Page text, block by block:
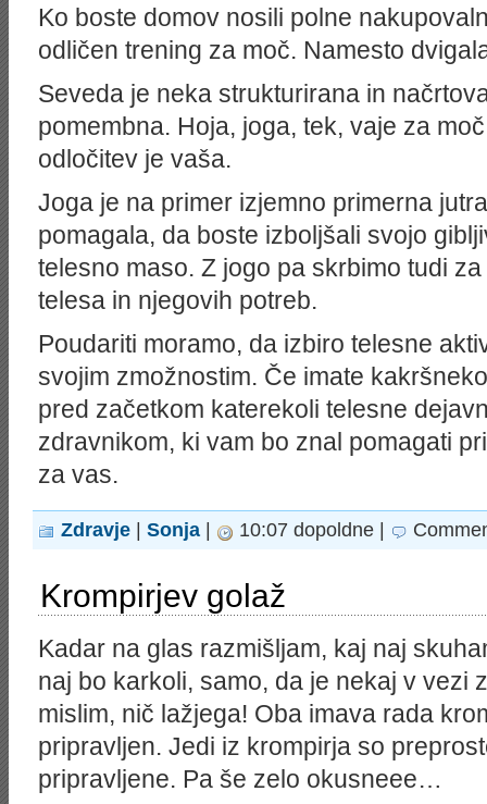
Ko boste domov nosili polne
odličen trening za moč. Namesto
Seveda je neka strukturirana in
pomembna. Hoja, joga, tek, vaje za
odločitev je vaša.
Joga je na primer izjemno primerna
pomagala, da boste izboljšali svojo
telesno maso. Z jogo pa skrbimo tudi
telesa in njegovih potreb.
Poudariti moramo, da izbiro telesne
svojim zmožnostim. Če imate
pred začetkom katerekoli telesne
zdravnikom, ki vam bo znal pomagati
za vas.
Zdravje Sonja 10:07 dopoldne |
Krompirjev golaž
Kadar na glas razmišljam, kaj naj
naj bo karkoli, samo, da je nekaj v vezi
mislim, nič lažjega! Oba imava rada
pripravljen. Jedi iz krompirja so
pripravljene. Pa še zelo okusneee…